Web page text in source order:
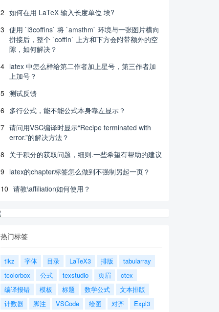
2 如何在用 LaTeX 输入长度单位 埃?
3 使用 `l3coffins` 将 `amsthm` 环境与一张图片横向
拼接后，整个 `coffin` 上方和下方会附带额外的空
隙，如何解决？
4 latex 中怎么样给第二作者加上星号，第三作者加
上加号？
5 测试反馈
6 多行公式，能不能公式本身靠左显示？
7 请问用VSC编译时显示“Recipe terminated with
error.”的解决方法？
8 关于积分的获取问题，细则.一些希望有帮助的建议
9 latex的chapter标签怎么做到不强制另起一页？
10 请教\affiliation如何使用？
热门标签
tikz 字体 目录 LaTeX3 排版
tabularray
tcolorbox
公式 texstudio 页眉
ctex
编译报错
模板 标题 数学公式
文本排版
计数器
脚注 VSCode 绘图 对齐
Expl3